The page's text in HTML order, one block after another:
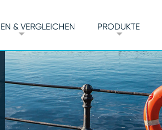
& VERGLEICHEN PRODUKTE